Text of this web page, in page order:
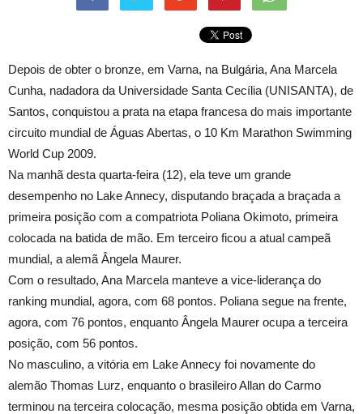
Depois de obter o bronze, em Varna, na Bulgária, Ana Marcela
Cunha, nadadora da Universidade Santa Cecília (UNISANTA), de
Santos, conquistou a prata na etapa francesa do mais importante
circuito mundial de Águas Abertas, o 10 Km Marathon Swimming
World Cup 2009.
Na manhã desta quarta-feira (12), ela teve um grande
desempenho no Lake Annecy, disputando braçada a braçada a
primeira posição com a compatriota Poliana Okimoto, primeira
colocada na batida de mão. Em terceiro ficou a atual campeã
mundial, a alemã Ângela Maurer.
Com o resultado, Ana Marcela manteve a vice-liderança do
ranking mundial, agora, com 68 pontos. Poliana segue na frente,
agora, com 76 pontos, enquanto Ângela Maurer ocupa a terceira
posição, com 56 pontos.
No masculino, a vitória em Lake Annecy foi novamente do
alemão Thomas Lurz, enquanto o brasileiro Allan do Carmo
terminou na terceira colocação, mesma posição obtida em Varna,